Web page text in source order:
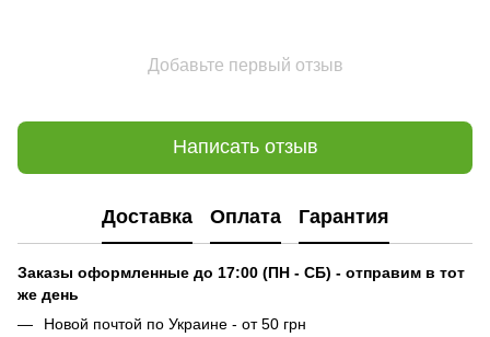
Добавьте первый отзыв
Написать отзыв
Доставка Оплата Гарантия
Заказы оформленные до 17:00 (ПН - СБ) - отправим в тот
же день
Новой почтой по Украине - от 50 грн